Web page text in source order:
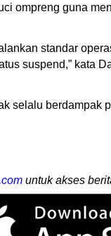
ompreng guna
standar
suspend,” kata
selalu berdampak
untuk akses